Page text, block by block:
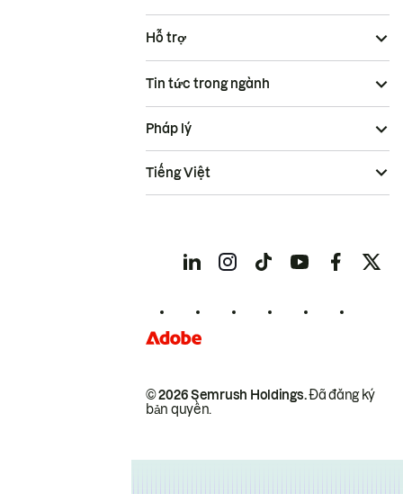
Hỗ trợ
Tin tức trong ngành
© 2026 Semrush Holdings.Đã đăng ký
bản quyền.
Pháp lý
Tiếng Việt